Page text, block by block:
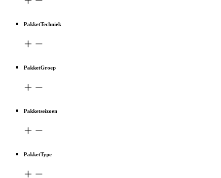
PakketTechniek
PakketGroep
Pakketseizoen
PakketType